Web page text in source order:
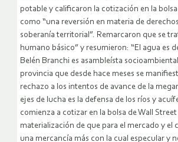
potable y calificaron la cotización en la
como “una reversión en materia de
soberanía territorial”. Remarcaron que se
humano básico” y resumieron: “El agua es
Belén Branchi es asambleísta
provincia que desde hace meses se
rechazo a los intentos de avance de la
ejes de lucha es la defensa de los ríos y
comienza a cotizar en la bolsa de Wall
materialización de que para el mercado y el
una mercancía más con la cual especular y